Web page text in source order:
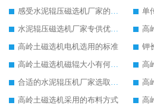
感受水泥辊压磁选机厂家的品牌力量
水泥辊压磁选机厂家专供优质好货
高岭土磁选机电机选用的标准
高岭土磁选机磁辊大小有何影响
合适的水泥辊压机厂家选取重要
高岭土磁选机采用的布料方式